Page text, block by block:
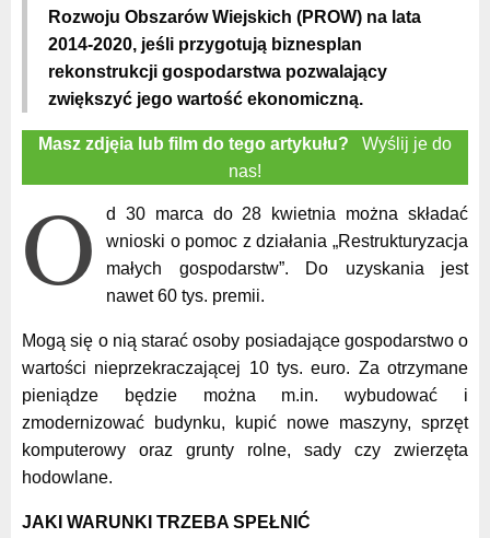
Rozwoju Obszarów Wiejskich (PROW) na lata
2014-2020, jeśli przygotują biznesplan
rekonstrukcji gospodarstwa pozwalający
zwiększyć jego wartość ekonomiczną.
Masz zdjęia lub film do tego artykułu? Wyślij je do
nas!
O
d 30 marca do 28 kwietnia można składać
wnioski o pomoc z działania „Restrukturyzacja
małych gospodarstw”. Do uzyskania jest
nawet 60 tys. premii.
Mogą się o nią starać osoby posiadające gospodarstwo o
wartości nieprzekraczającej 10 tys. euro. Za otrzymane
pieniądze będzie można m.in. wybudować i
zmodernizować budynku, kupić nowe maszyny, sprzęt
komputerowy oraz grunty rolne, sady czy zwierzęta
hodowlane.
JAKI WARUNKI TRZEBA SPEŁNIĆ